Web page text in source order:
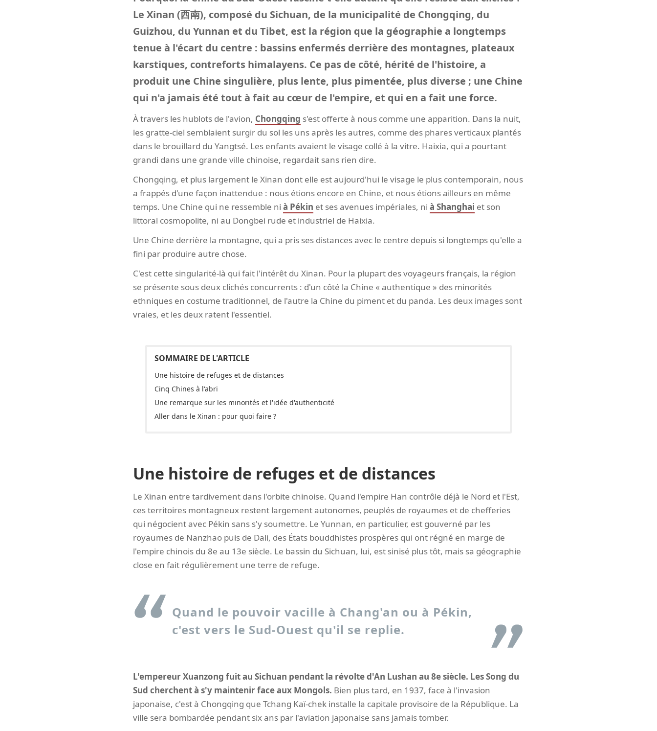
Le Xinan (西南), composé du Sichuan, de la municipalité de Chongqing, du
Guizhou, du Yunnan et du Tibet, est la région que la géographie a longtemps
tenue à l'écart du centre : bassins enfermés derrière des montagnes, plateaux
karstiques, contreforts himalayens. Ce pas de côté, hérité de l'histoire, a
produit une Chine singulière, plus lente, plus pimentée, plus diverse ; une Chine
qui n'a jamais été tout à fait au cœur de l'empire, et qui en a fait une force.
À travers les hublots de l'avion, Chongqing s'est offerte à nous comme une apparition. Dans la nuit,
les gratte-ciel semblaient surgir du sol les uns après les autres, comme des phares verticaux plantés
dans le brouillard du Yangtsé. Les enfants avaient le visage collé à la vitre. Haixia, qui a pourtant
grandi dans une grande ville chinoise, regardait sans rien dire.
Chongqing, et plus largement le Xinan dont elle est aujourd'hui le visage le plus contemporain, nous
a frappés d'une façon inattendue : nous étions encore en Chine, et nous étions ailleurs en même
temps. Une Chine qui ne ressemble ni à Pékin et ses avenues impériales, ni à Shanghai et son
littoral cosmopolite, ni au Dongbei rude et industriel de Haixia.
Une Chine derrière la montagne, qui a pris ses distances avec le centre depuis si longtemps qu'elle a
fini par produire autre chose.
C'est cette singularité-là qui fait l'intérêt du Xinan. Pour la plupart des voyageurs français, la région
se présente sous deux clichés concurrents : d'un côté la Chine « authentique » des minorités
ethniques en costume traditionnel, de l'autre la Chine du piment et du panda. Les deux images sont
vraies, et les deux ratent l'essentiel.
Une histoire de refuges et de distances
Cinq Chines à l'abri
Une remarque sur les minorités et l'idée d'authenticité
Aller dans le Xinan : pour quoi faire ?
Une histoire de refuges et de distances
Le Xinan entre tardivement dans l'orbite chinoise. Quand l'empire Han contrôle déjà le Nord et l'Est,
ces territoires montagneux restent largement autonomes, peuplés de royaumes et de chefferies
qui négocient avec Pékin sans s'y soumettre. Le Yunnan, en particulier, est gouverné par les
royaumes de Nanzhao puis de Dali, des États bouddhistes prospères qui ont régné en marge de
l'empire chinois du 8e au 13e siècle. Le bassin du Sichuan, lui, est sinisé plus tôt, mais sa géographie
close en fait régulièrement une terre de refuge.
Quand le pouvoir vacille à Chang'an ou à Pékin,
c'est vers le Sud-Ouest qu'il se replie.
L'empereur Xuanzong fuit au Sichuan pendant la révolte d'An Lushan au 8e siècle. Les Song du
Sud cherchent à s'y maintenir face aux Mongols. Bien plus tard, en 1937, face à l'invasion
japonaise, c'est à Chongqing que Tchang Kaï-chek installe la capitale provisoire de la République. La
ville sera bombardée pendant six ans par l'aviation japonaise sans jamais tomber.